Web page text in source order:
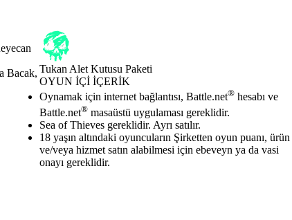
Tukan Alet Kutusu Paketi
OYUN İÇI İÇERIK
Fiyat
Mevcut eylemler
Oynamak için internet bağlantısı, Battle.net® hesabı ve
Battle.net® masaüstü uygulaması gereklidir.
Sea of Thieves gereklidir. Ayrı satılır.
18 yaşın altındaki oyuncuların Şirketten oyun puanı, ürün
ve/veya hizmet satın alabilmesi için ebeveyn ya da vasi
onayı gereklidir.
Bacak,